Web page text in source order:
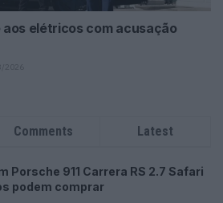
elétricos com acusação
Comments Latest
Porsche 911 Carrera RS 2.7 Safari
podem comprar